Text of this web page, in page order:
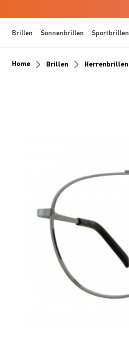
Brillen Sonnenbrillen Sportbrillen
Home Brillen Herrenbrillen